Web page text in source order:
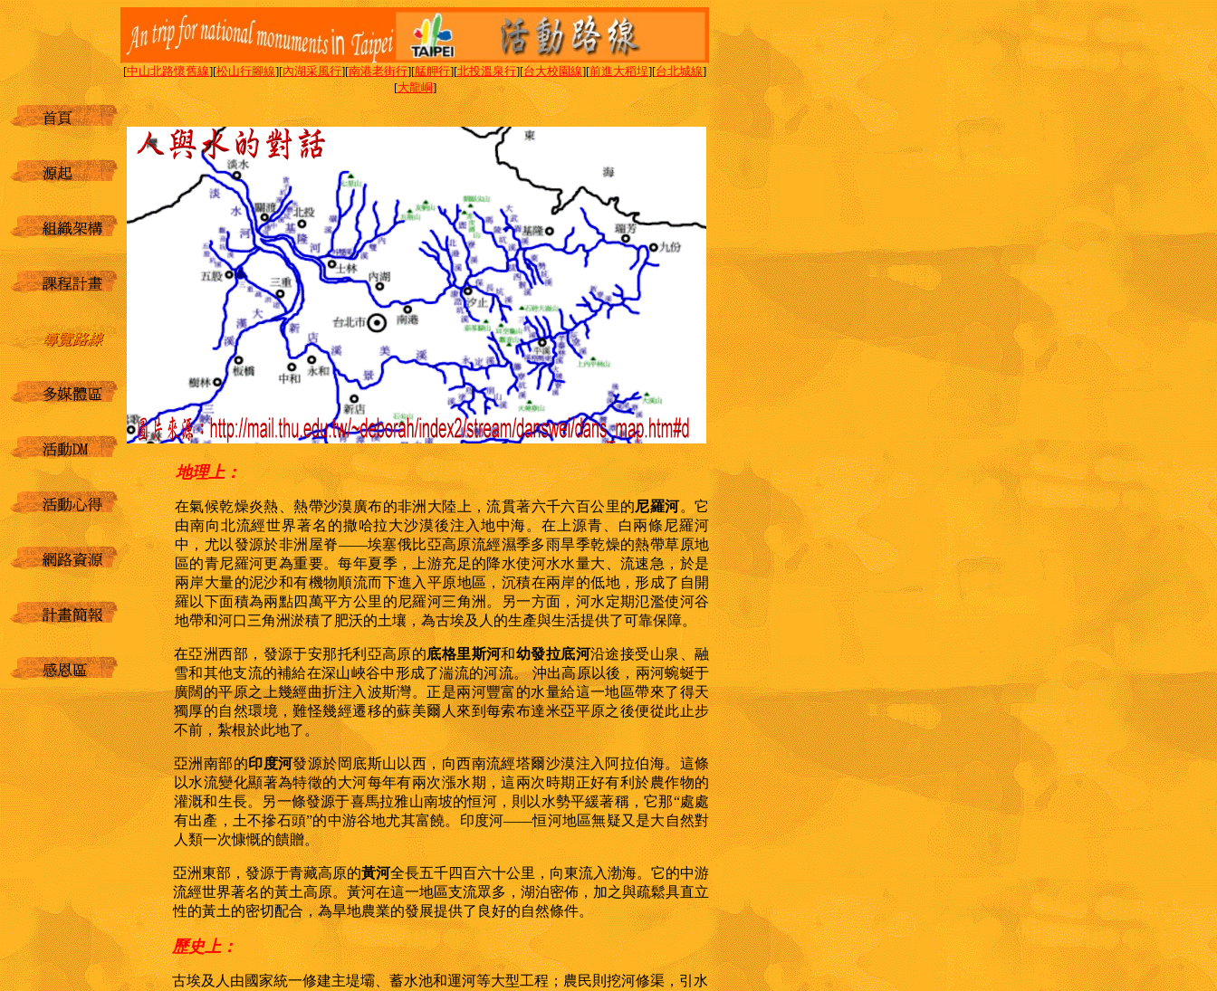
[中山北路懷舊線][松山行腳線][內湖采風行][南港老街行][艋舺行][北投溫泉行][台大校園線][前進大稻埕][台北城線]
[大龍峒]
地理上：
在氣候乾燥炎熱、熱帶沙漠廣布的非洲大陸上，流貫著六千六百公里的尼羅河。它
由南向北流經世界著名的撒哈拉大沙漠後注入地中海。在上源青、白兩條尼羅河
中，尤以發源於非洲屋脊——埃塞俄比亞高原流經濕季多雨旱季乾燥的熱帶草原地
區的青尼羅河更為重要。每年夏季，上游充足的降水使河水水量大、流速急，於是
兩岸大量的泥沙和有機物順流而下進入平原地區，沉積在兩岸的低地，形成了自開
羅以下面積為兩點四萬平方公里的尼羅河三角洲。另一方面，河水定期氾濫使河谷
地帶和河口三角洲淤積了肥沃的土壤，為古埃及人的生產與生活提供了可靠保障。
在亞洲西部，發源于安那托利亞高原的底格里斯河和幼發拉底河沿途接受山泉、融
雪和其他支流的補給在深山峽谷中形成了湍流的河流。 沖出高原以後，兩河蜿蜒于
廣闊的平原之上幾經曲折注入波斯灣。正是兩河豐富的水量給這一地區帶來了得天
獨厚的自然環境，難怪幾經遷移的蘇美爾人來到每索布達米亞平原之後便從此止步
不前，紮根於此地了。
亞洲南部的印度河發源於岡底斯山以西，向西南流經塔爾沙漠注入阿拉伯海。這條
以水流變化顯著為特徵的大河每年有兩次漲水期，這兩次時期正好有利於農作物的
灌溉和生長。另一條發源于喜馬拉雅山南坡的恒河，則以水勢平緩著稱，它那“處處
有出產，土不摻石頭”的中游谷地尤其富饒。印度河——恒河地區無疑又是大自然對
人類一次慷慨的饋贈。
亞洲東部，發源于青藏高原的黃河全長五千四百六十公里，向東流入渤海。它的中游
流經世界著名的黃土高原。黃河在這一地區支流眾多，湖泊密佈，加之與疏鬆具直立
性的黃土的密切配合，為旱地農業的發展提供了良好的自然條件。
歷史上：
古埃及人由國家統一修建主堤壩、蓄水池和運河等大型工程；農民則挖河修渠，引水